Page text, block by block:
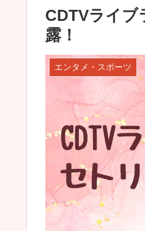
CDTVライブ
露！
エンタメ・スポーツ